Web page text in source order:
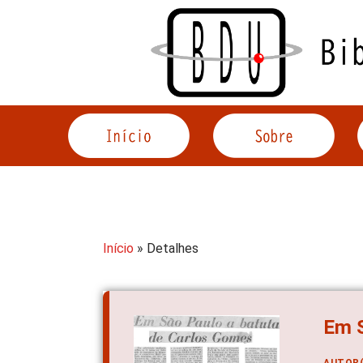
Início » Detalhes
Em